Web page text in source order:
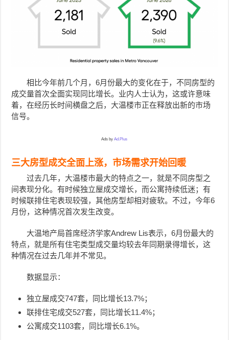
相比今年前几个月，6月份最大的变化在于，不同房型的
成交量首次全面实现同比增长。业内人士认为，这或许意味
着，在经历长时间横盘之后，大温楼市正在释放出新的市场
信号。
Ads byAd.Plus
三大房型成交全面上涨，市场需求开始回暖
过去几年，大温楼市最大的特点之一，就是不同房型之
间表现分化。有时候独立屋成交增长，而公寓持续低迷；有
时候联排住宅表现较强，其他房型却相对疲软。不过，今年6
月份，这种情况首次发生改变。
大温地产局首席经济学家Andrew Lis表示，6月份最大的
特点，就是所有住宅类型成交量均较去年同期录得增长，这
种情况在过去几年并不常见。
数据显示：
独立屋成交747套，同比增长13.7%；
联排住宅成交527套，同比增长11.4%；
公寓成交1103套，同比增长6.1%。